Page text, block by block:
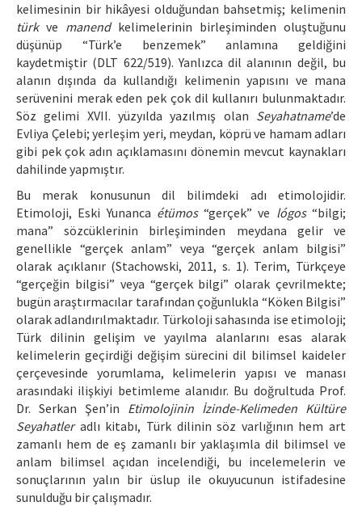
kelimesinin bir hikâyesi olduğundan bahsetmiş; kelimenin
türkve manendkelimelerinin birleşiminden oluştuğunu
düşünüp “Türk’e benzemek” anlamına geldiğini
kaydetmiştir (DLT 622/519). Yanlızca dil alanının değil, bu
alanın dışında da kullandığı kelimenin yapısını ve mana
serüvenini merak eden pek çok dil kullanırı bulunmaktadır.
Söz gelimi XVII. yüzyılda yazılmış olan Seyahatname’de
Evliya Çelebi; yerleşim yeri, meydan, köprü ve hamam adları
gibi pek çok adın açıklamasını dönemin mevcut kaynakları
dahilinde yapmıştır.
Bu merak konusunun dil bilimdeki adı etimolojidir.
Etimoloji, Eski Yunanca étümos“gerçek” ve lógos“bilgi;
mana” sözcüklerinin birleşiminden meydana gelir ve
genellikle “gerçek anlam” veya “gerçek anlam bilgisi”
olarak açıklanır (Stachowski, 2011, s. 1). Terim, Türkçeye
“gerçeğin bilgisi” veya “gerçek bilgi” olarak çevrilmekte;
bugün araştırmacılar tarafından çoğunlukla “Köken Bilgisi”
olarak adlandırılmaktadır. Türkoloji sahasında ise etimoloji;
Türk dilinin gelişim ve yayılma alanlarını esas alarak
kelimelerin geçirdiği değişim sürecini dil bilimsel kaideler
çerçevesinde yorumlama, kelimelerin yapısı ve manası
arasındaki ilişkiyi betimleme alanıdır. Bu doğrultuda Prof.
Dr. Serkan Şen’in Etimolojinin İzinde-Kelimeden Kültüre
Seyahatleradlı kitabı, Türk dilinin söz varlığının hem art
zamanlı hem de eş zamanlı bir yaklaşımla dil bilimsel ve
anlam bilimsel açıdan incelendiği, bu incelemelerin ve
sonuçlarının yalın bir üslup ile okuyucunun istifadesine
sunulduğu bir çalışmadır.